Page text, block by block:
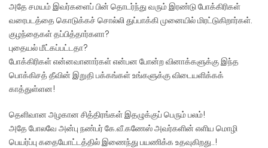
அதே சமயம் இவர்களைப் பின் தொடர்ந்து வரும் இரண்டு போக்கிரிகள்
வரைபடத்தை கொடுக்கச் சொல்லி துப்பாக்கி முனையில் மிரட்டுகிறார்கள்.
குழந்தைகள் தப்பித்தார்களா?
புதையல் மீட்கப்பட்டதா?
போக்கிரிகள் என்னவானார்கள் என்பன போன்ற வினாக்களுக்கு இந்த
பொக்கிசத் தீவின் இறுதி பக்கங்கள் உங்களுக்கு விடையளிக்கக்
காத்துள்ளன!
தெளிவான அழகான சித்திரங்கள் இதழுக்குப் பெரும் பலம்!
அதே போலவே அன்பு நண்பர் கே.வீ.கணேஸ் அவர்களின் எளிய மொழி
பெயர்ப்பு கதையோட்டத்தில் இணைந்து பயணிக்க உதவுகிறது..!